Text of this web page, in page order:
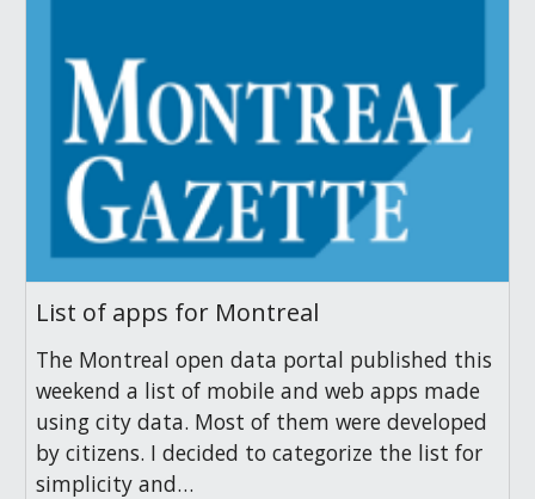
List of apps for Montreal
The Montreal open data portal published this
weekend a list of mobile and web apps made
using city data. Most of them were developed
by citizens. I decided to categorize the list for
simplicity and…